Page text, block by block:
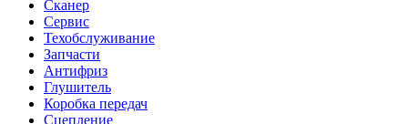
Сканер
Сервис
Техобслуживание
Запчасти
Антифриз
Глушитель
Коробка передач
Сцепление